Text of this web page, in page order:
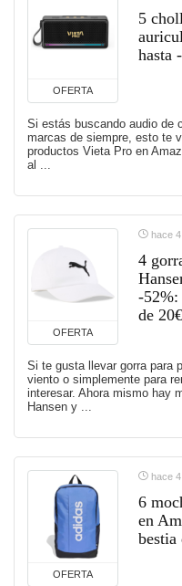
OFERTA
5
hasta
Si estás buscando audio de
marcas de siempre, esto te
productos Vieta Pro en
al ...
OFERTA
hace
4
-52%:
de
Si te gusta llevar gorra para
viento o simplemente para
interesar. Ahora mismo hay
Hansen y ...
OFERTA
hace
6
en
bestia